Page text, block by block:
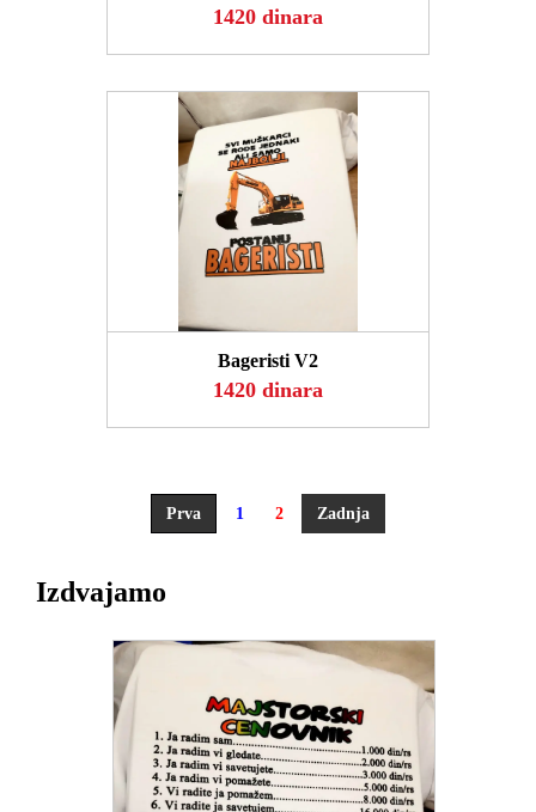
1420 dinara
Bageristi V2
1420 dinara
Prva 1 2 Zadnja
Izdvajamo